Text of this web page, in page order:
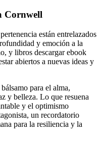
Cornwell
están entrelazados
y emoción a la
y libros descargar ebook
abiertos a nuevas ideas y
para el alma,
y belleza. Lo que resuena
y el optimismo
un recordatorio
para la resiliencia y la